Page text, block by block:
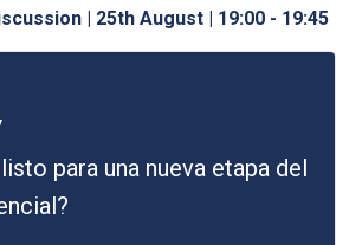
| 25th August | 19:00 - 19:45
para una nueva etapa del